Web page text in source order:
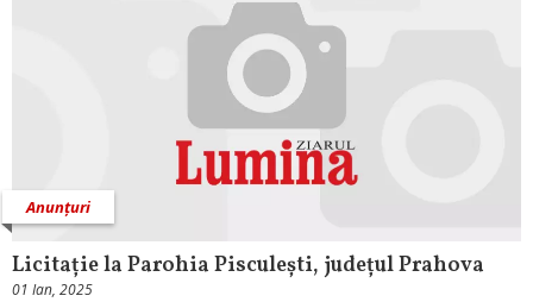
Anunțuri
Licitație la Parohia Pisculești, județul Prahova
01 Ian, 2025